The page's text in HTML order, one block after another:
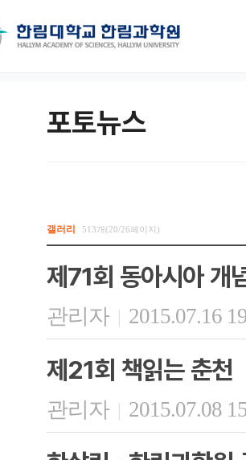
포토뉴스
갤러리 513개(20/26페이지)
제71회 동아시아 개
관리자 | 2015.07.16
제21회 책읽는 춘천
관리자 | 2015.07.08